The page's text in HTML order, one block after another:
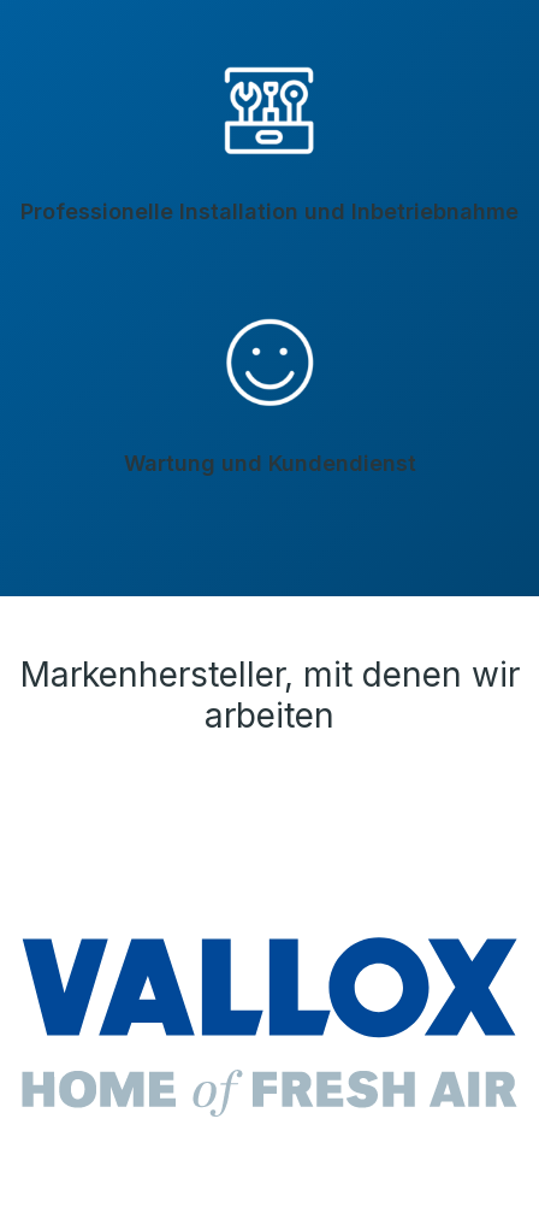
Professionelle Installation und Inbetriebnahme
Wartung und Kundendienst
Markenhersteller, mit denen wir
arbeiten